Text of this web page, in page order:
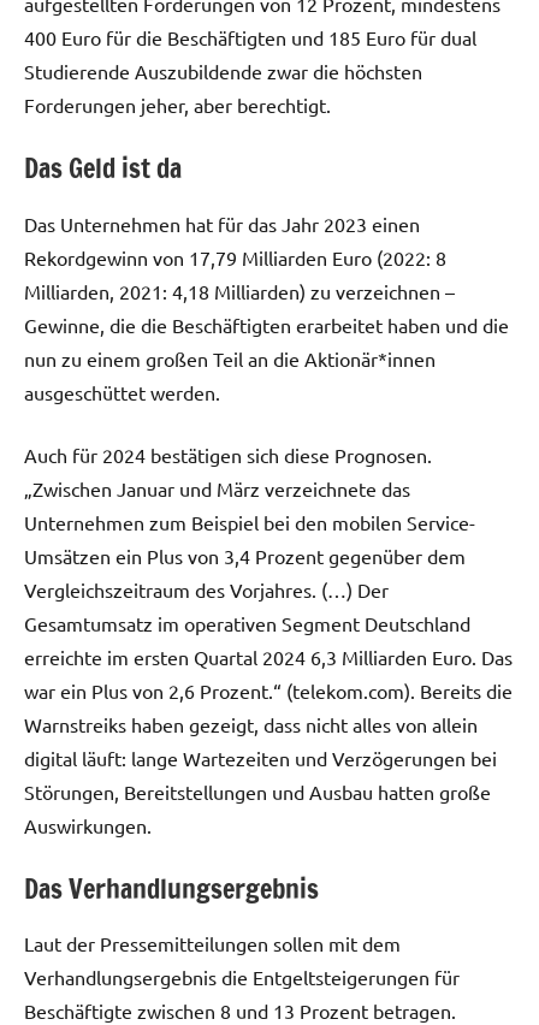
400 Euro für die Beschäftigten und 185 Euro für dual
Studierende Auszubildende zwar die höchsten
Forderungen jeher, aber berechtigt.
Das Geld ist da
Das Unternehmen hat für das Jahr 2023 einen
Rekordgewinn von 17,79 Milliarden Euro (2022: 8
Milliarden, 2021: 4,18 Milliarden) zu verzeichnen –
Gewinne, die die Beschäftigten erarbeitet haben und die
nun zu einem großen Teil an die Aktionär*innen
ausgeschüttet werden.
Auch für 2024 bestätigen sich diese Prognosen.
„Zwischen Januar und März verzeichnete das
Unternehmen zum Beispiel bei den mobilen Service-
Umsätzen ein Plus von 3,4 Prozent gegenüber dem
Vergleichszeitraum des Vorjahres. (…) Der
Gesamtumsatz im operativen Segment Deutschland
erreichte im ersten Quartal 2024 6,3 Milliarden Euro. Das
war ein Plus von 2,6 Prozent.“ (telekom.com). Bereits die
Warnstreiks haben gezeigt, dass nicht alles von allein
digital läuft: lange Wartezeiten und Verzögerungen bei
Störungen, Bereitstellungen und Ausbau hatten große
Auswirkungen.
Das Verhandlungsergebnis
Laut der Pressemitteilungen sollen mit dem
Verhandlungsergebnis die Entgeltsteigerungen für
Beschäftigte zwischen 8 und 13 Prozent betragen.